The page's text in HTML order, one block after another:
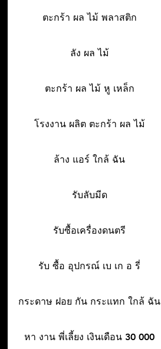
ตะกร้า ผล ไม้ พลาสติก
ลัง ผล ไม้
ตะกร้า ผล ไม้ หู เหล็ก
โรงงาน ผลิต ตะกร้า ผล ไม้
ล้าง แอร์ ใกล้ ฉัน
รับลับมีด
รับซื้อเครื่องดนตรี
รับ ซื้อ อุปกรณ์ เบ เก อ รี่
กระดาษ ฝอย กัน กระแทก ใกล้ ฉัน
หา งาน พี่เลี้ยง เงินเดือน 30 000